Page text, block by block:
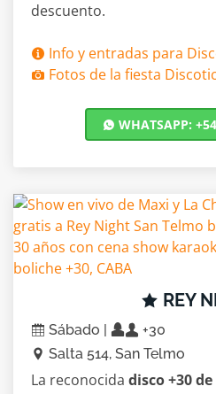
descuento.
Info y entradas para
Fotos de la fiesta
WHATSAPP:
REY
Sábado |
+30
Salta 514, San Telmo
La reconocida disco +30